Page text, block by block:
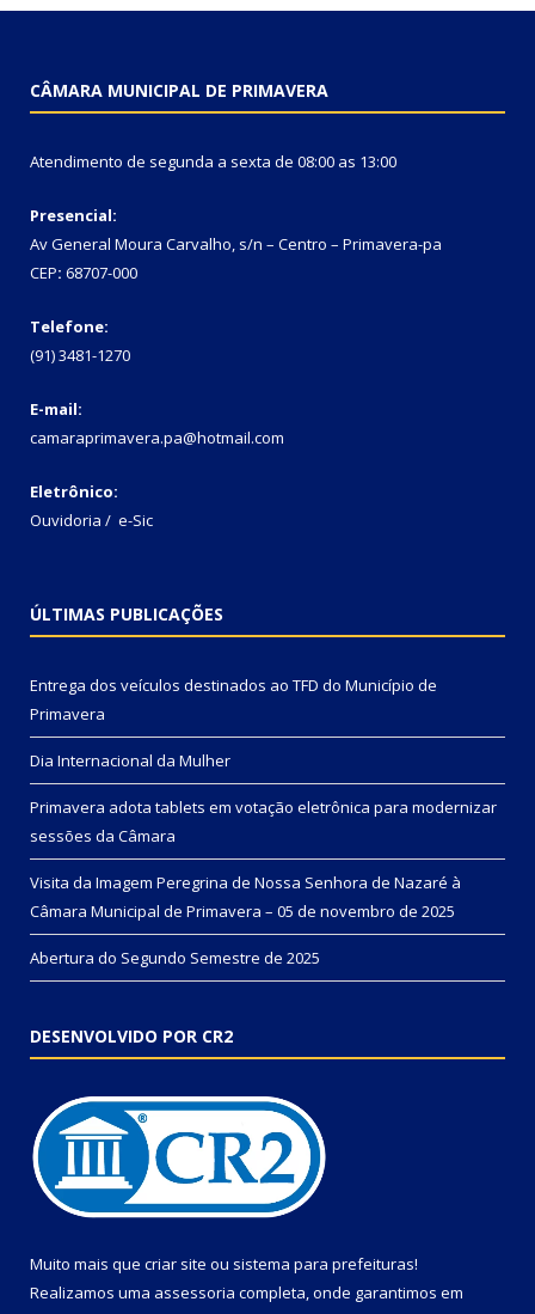
CÂMARA MUNICIPAL DE PRIMAVERA
Atendimento de segunda a sexta de 08:00 as 13:00
Presencial:
Av General Moura Carvalho, s/n – Centro – Primavera-pa
CEP: 68707-000
Telefone:
(91) 3481-1270
E-mail:
camaraprimavera.pa@hotmail.com
Eletrônico:
Ouvidoria / e-Sic
ÚLTIMAS PUBLICAÇÕES
Entrega dos veículos destinados ao TFD do Município de
Primavera
Dia Internacional da Mulher
Primavera adota tablets em votação eletrônica para modernizar
sessões da Câmara
Visita da Imagem Peregrina de Nossa Senhora de Nazaré à
Câmara Municipal de Primavera – 05 de novembro de 2025
Abertura do Segundo Semestre de 2025
DESENVOLVIDO POR CR2
Muito mais que criar site ou sistema para prefeituras!
Realizamos uma assessoria completa, onde garantimos em